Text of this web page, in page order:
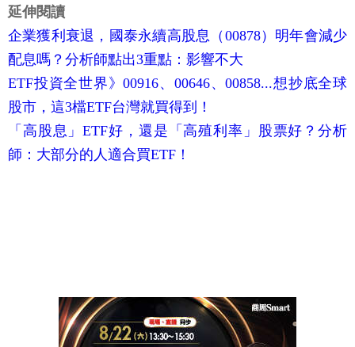
延伸閱讀
企業獲利衰退，國泰永續高股息（00878）明年會減少
配息嗎？分析師點出3重點：影響不大
ETF投資全世界》00916、00646、00858...想抄底全球
股市，這3檔ETF台灣就買得到！
「高股息」ETF好，還是「高殖利率」股票好？分析
師：大部分的人適合買ETF！